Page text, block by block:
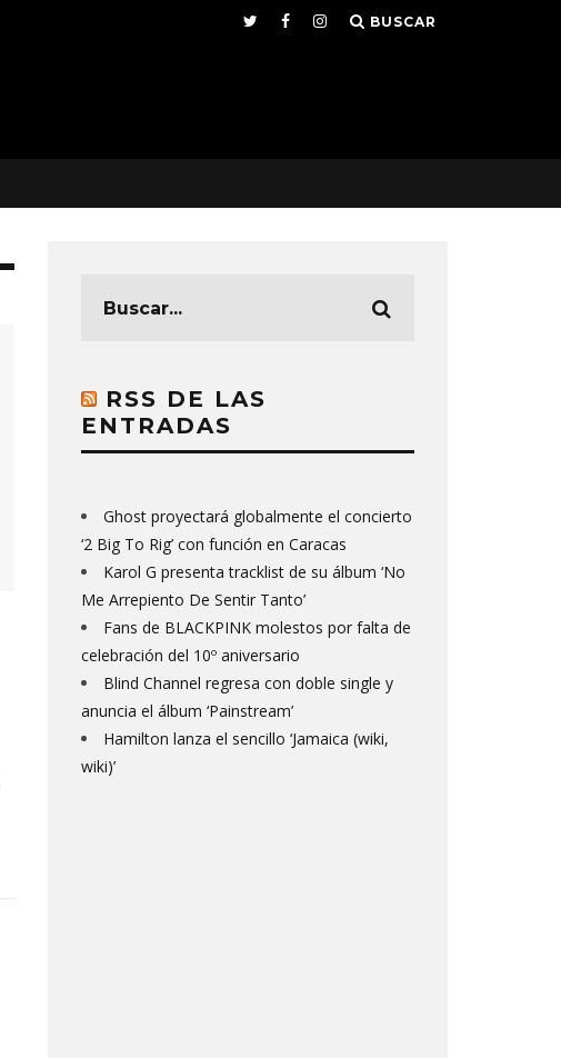
BUSCAR
RSS DE LAS
ENTRADAS
Ghost proyectará globalmente el concierto
‘2 Big To Rig’ con función en Caracas
Karol G presenta tracklist de su álbum ‘No
Me Arrepiento De Sentir Tanto’
Fans de BLACKPINK molestos por falta de
celebración del 10º aniversario
Blind Channel regresa con doble single y
anuncia el álbum ‘Painstream’
Hamilton lanza el sencillo ‘Jamaica (wiki,
wiki)’